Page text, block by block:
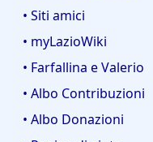
• Siti amici
• myLazioWiki
• Farfallina e Valerio
• Albo Contribuzioni
• Albo Donazioni